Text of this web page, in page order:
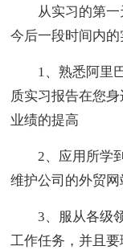
从实习的第一
今后一段时间内
1、熟悉阿里巴
质实习报告在您
业绩的提高
2、应用所学到
维护公司的外贸网
3、服从各级领
工作任务，并且